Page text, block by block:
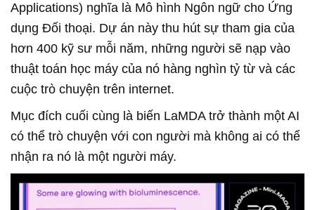
Applications) nghĩa là Mô hình Ngôn ngữ cho Ứng
dụng Đối thoại. Dự án này thu hút sự tham gia của
hơn 400 kỹ sư mỗi năm, những người sẽ nạp vào
thuật toán học máy của nó hàng nghìn tỷ từ và các
cuộc trò chuyện trên internet.
Mục đích cuối cùng là biến LaMDA trở thành một AI
có thể trò chuyện với con người mà không ai có thể
nhận ra nó là một người máy.